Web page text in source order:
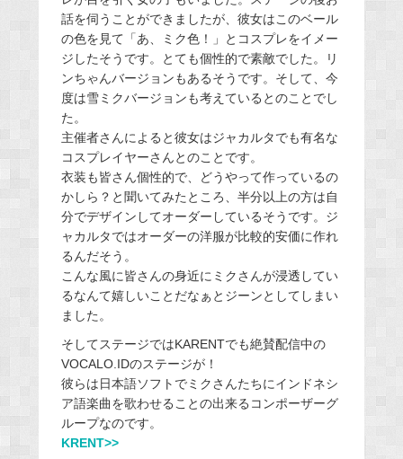
話を伺うことができましたが、彼女はこのベール
の色を見て「あ、ミク色！」とコスプレをイメー
ジしたそうです。とても個性的で素敵でした。リ
ンちゃんバージョンもあるそうです。そして、今
度は雪ミクバージョンも考えているとのことでし
た。
主催者さんによると彼女はジャカルタでも有名な
コスプレイヤーさんとのことです。
衣装も皆さん個性的で、どうやって作っているの
かしら？と聞いてみたところ、半分以上の方は自
分でデザインしてオーダーしているそうです。ジ
ャカルタではオーダーの洋服が比較的安価に作れ
るんだそう。
こんな風に皆さんの身近にミクさんが浸透してい
るなんて嬉しいことだなぁとジーンとしてしまい
ました。
そしてステージではKARENTでも絶賛配信中の
VOCALO.IDのステージが！
彼らは日本語ソフトでミクさんたちにインドネシ
ア語楽曲を歌わせることの出来るコンポーザーグ
ループなのです。
KRENT>>